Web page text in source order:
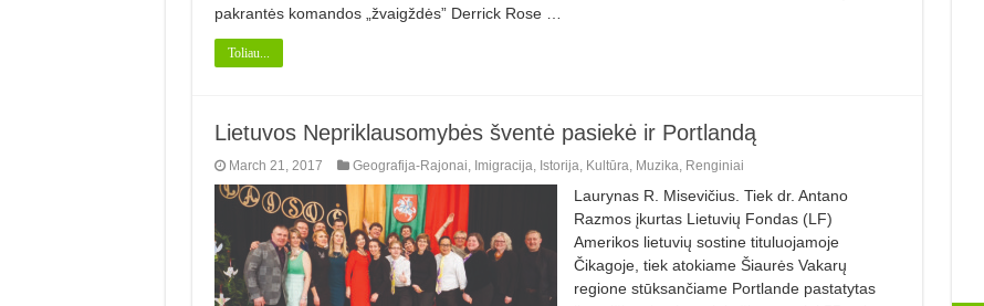
pakrantės komandos „žvaigždės” Derrick Rose …
Toliau...
Lietuvos Nepriklausomybės šventė pasiekė ir Portlandą
March 21, 2017 Geografija-Rajonai Imigracija Istorija Kultūra Muzika Renginiai
Laurynas R. Misevičius. Tiek dr. Antano
Razmos įkurtas Lietuvių Fondas (LF)
Amerikos lietuvių sostine tituluojamoje
Čikagoje, tiek atokiame Šiaurės Vakarų
regione stūksančiame Portlande pastatytas